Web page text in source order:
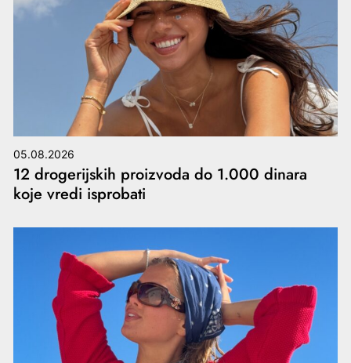
05.08.2026
12 drogerijskih proizvoda do 1.000 dinara
koje vredi isprobati